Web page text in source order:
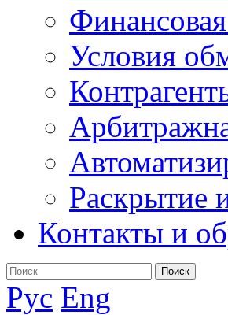
Условия
Раскрытие
Контакты и
Поиск
Рус Eng